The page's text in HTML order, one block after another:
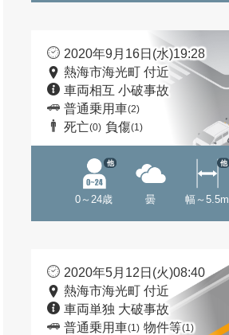
2020年9月16日(水)19:28
熱海市海光町 付近
車両相互 小破事故
普通乗用車(2)
死亡(0) 負傷(1)
0～24歳
他
曇 幅～5.5m
他
2020年5月12日(火)08:40
熱海市海光町 付近
車両単独 大破事故
普通乗用車(1) 物件等(1)